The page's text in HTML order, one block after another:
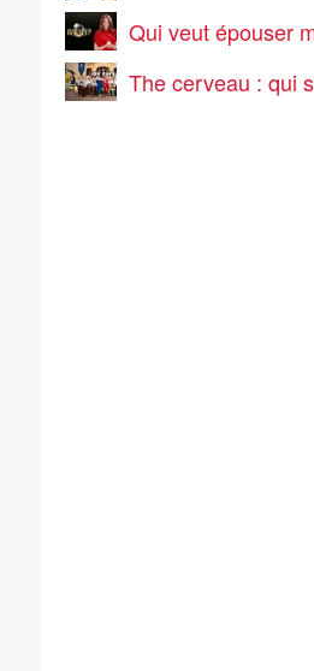
Qui veut épouser
The cerveau : qui sera le plus